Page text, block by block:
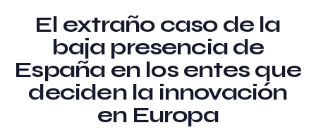
El extraño caso de la
baja presencia de
España en los entes que
deciden la innovación
en Europa